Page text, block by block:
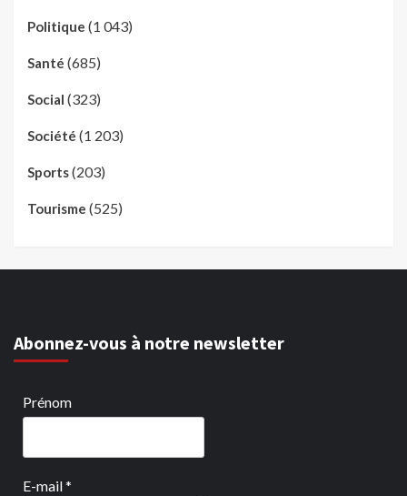
Politique (1 043)
Santé (685)
Social (323)
Société (1 203)
Sports(203)
Tourisme (525)
Abonnez-vous à notre newsletter
Prénom
E-mail*